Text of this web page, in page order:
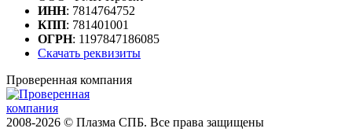
ИНН: 7814764752
КПП: 781401001
ОГРН: 1197847186085
Скачать реквизиты
Проверенная компания
2008-2026 © Плазма СПБ. Все права защищены